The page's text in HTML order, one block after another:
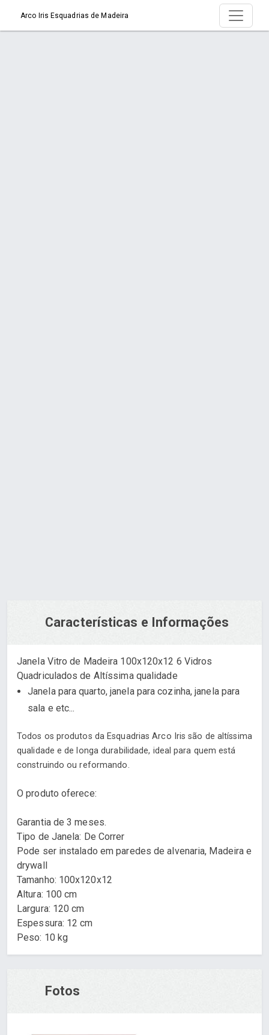
Arco Iris Esquadrias de Madeira
Características e Informações
Janela Vitro de Madeira 100x120x12 6 Vidros
Quadriculados de Altíssima qualidade
Janela para quarto, janela para cozinha, janela para
sala e etc...
Todos os produtos da Esquadrias Arco Iris são de altíssima
qualidade e de longa durabilidade, ideal para quem está
construindo ou reformando.
O produto oferece:
Garantia de 3 meses.
Tipo de Janela: De Correr
Pode ser instalado em paredes de alvenaria, Madeira e
drywall
Tamanho: 100x120x12
Altura: 100 cm
Largura: 120 cm
Espessura: 12 cm
Peso: 10 kg
Fotos